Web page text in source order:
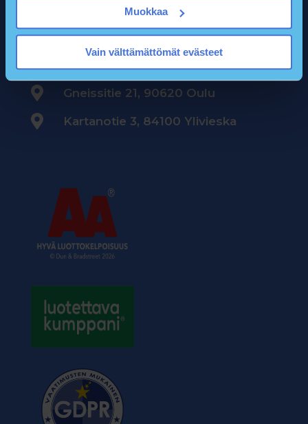
Muokkaa
Vain välttämättömät evästeet
 044 767 1850

 Gneissitie 21, 90620 Oulu
 Kartanotie 3, 84100 Ylivieska